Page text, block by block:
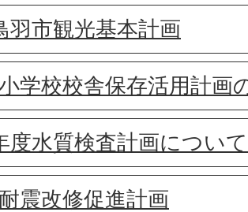
羽市観光基本計画
小学校校舎保存活用計画
度水質検査計画について
震改修促進計画